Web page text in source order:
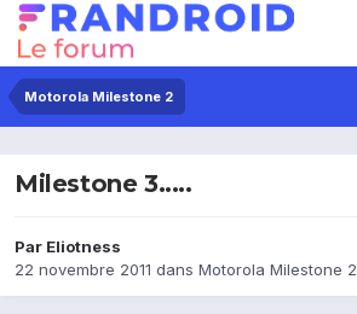
Motorola Milestone 2
Milestone 3.....
Par Eliotness
22 novembre 2011 dans Motorola Milestone 2